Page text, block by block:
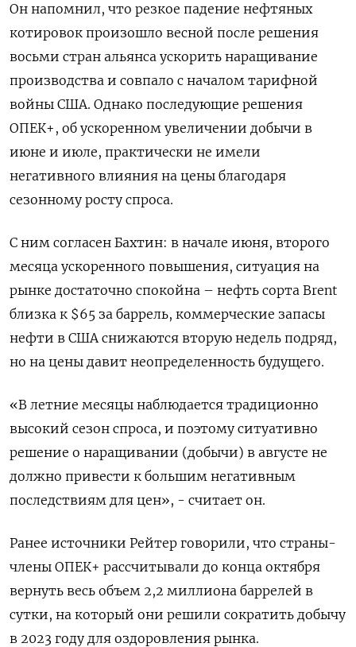
Он напомнил, что резкое падение нефтяных
котировок произошло весной после решения
восьми стран альянса ускорить наращивание
производства и совпало с началом тарифной
войны США. Однако последующие решения
ОПЕК+, об ускоренном увеличении добычи в
июне и июле, практически не имели
негативного влияния на цены благодаря
сезонному росту спроса.
С ним согласен Бахтин: в начале июня, второго
месяца ускоренного повышения, ситуация на
рынке достаточно спокойна – нефть сорта Brent
близка к $65 за баррель, коммерческие запасы
нефти в США снижаются вторую недель подряд,
но на цены давит неопределенность будущего.
«В летние месяцы наблюдается традиционно
высокий сезон спроса, и поэтому ситуативно
решение о наращивании (добычи) в августе не
должно привести к большим негативным
последствиям для цен», - считает он.
Ранее источники Рейтер говорили, что страны-
члены ОПЕК+ рассчитывали до конца октября
вернуть весь объем 2,2 миллиона баррелей в
сутки, на который они решили сократить добычу
в 2023 году для оздоровления рынка.